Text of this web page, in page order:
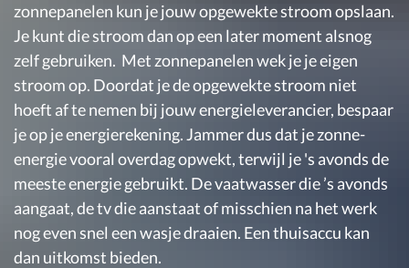
zonnepanelen kun je jouw opgewekte stroom opslaan.
Je kunt die stroom dan op een later moment alsnog
zelf gebruiken. Met zonnepanelen wek je je eigen
stroom op. Doordat je de opgewekte stroom niet
hoeft af te nemen bij jouw energieleverancier, bespaar
je op je energierekening. Jammer dus dat je zonne-
energie vooral overdag opwekt, terwijl je 's avonds de
meeste energie gebruikt. De vaatwasser die ’s avonds
aangaat, de tv die aanstaat of misschien na het werk
nog even snel een wasje draaien. Een thuisaccu kan
dan uitkomst bieden.